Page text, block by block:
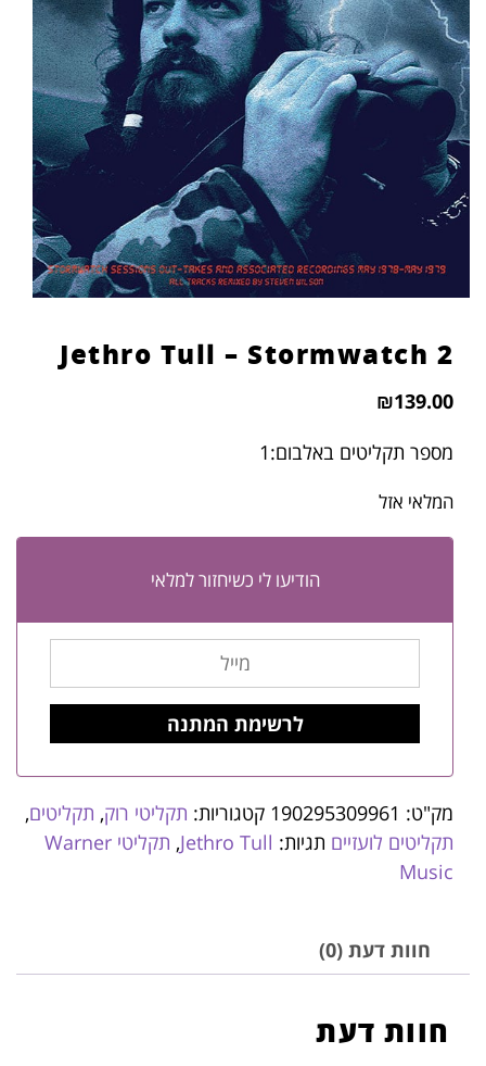
format_underlined הוסף קו תחתון לקישורים
font_download סמן קישורים
לאפס
את
כל
האפשרויות
cached
Jethro Tull – Stormwatch 2
₪139.00
מספר תקליטים באלבום:1
המלאי אזל
הודיעו לי כשיחזור למלאי
מק"ט: 190295309961 קטגוריות: תקליטי רוק, תקליטים,
תקליטים לועזיים תגיות: Jethro Tull
,
תקליטי Warner
Music
חוות דעת (0)
חוות דעת